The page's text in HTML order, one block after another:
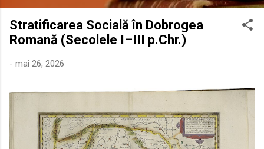
Stratificarea Socială în Dobrogea
Romană (Secolele I–III p.Chr.)
- mai 26, 2026